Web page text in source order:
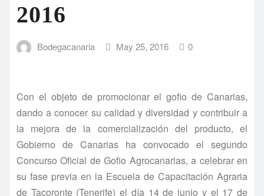
2016
Bodegacanaria May 25, 2016 0
Con el objeto de promocionar el gofio de Canarias,
dando a conocer su calidad y diversidad y contribuir a
la mejora de la comercialización del producto, el
Gobierno de Canarias ha convocado el segundo
Concurso Oficial de Gofio Agrocanarias, a celebrar en
su fase previa en la Escuela de Capacitación Agraria
de Tacoronte (Tenerife) el día 14 de junio y el 17 de